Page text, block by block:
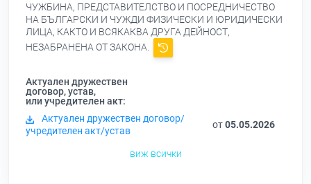
ЧУЖБИНА, ПРЕДСТАВИТЕЛСТВО И ПОСРЕДНИЧЕСТВО
НА БЪЛГАРСКИ И ЧУЖДИ ФИЗИЧЕСКИ И ЮРИДИЧЕСКИ
ЛИЦА, КАКТО И ВСЯКАКВА ДРУГА ДЕЙНОСТ,
НЕЗАБРАНЕНА ОТ ЗАКОНА.
Актуален дружествен
договор, устав,
или учредителен акт:
Актуален дружествен договор/
учредителен акт/устав
от05.05.2026
виж всички